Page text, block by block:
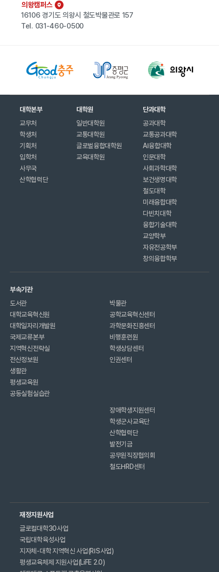
의왕캠퍼스
16106 경기도 의왕시 철도박물관로 157
Tel. 031-460-0500
대학본부
교무처
학생처
기획처
입학처
사무국
산학협력단
대학원
일반대학원
교통대학원
글로벌융합대학원
교육대학원
단과대학
공과대학
교통공과대학
AI융합대학
인문대학
사회과학대학
보건생명대학
철도대학
미래융합대학
다빈치대학
융합기술대학
교양학부
자유전공학부
창의융합학부
부속기관
도서관
대학교육혁신원
대학일자리개발원
국제교류본부
지역혁신전략실
전산정보원
생활관
평생교육원
공동실험실습관
박물관
공학교육혁신센터
과학문화진흥센터
비행훈련원
학생상담센터
인권센터
장애학생지원센터
학생군사교육단
산학협력단
발전기금
공무원직장협의회
철도HRD센터
재정지원사업
글로컬대학30사업
국립대학육성사업
지자체-대학 지역혁신 사업(RIS사업)
평생교육체제 지원사업(LiFE 2.0)